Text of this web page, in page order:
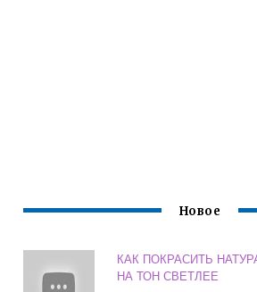
Новое
КАК ПОКРАСИТЬ
НА ТОН СВЕТЛЕЕ